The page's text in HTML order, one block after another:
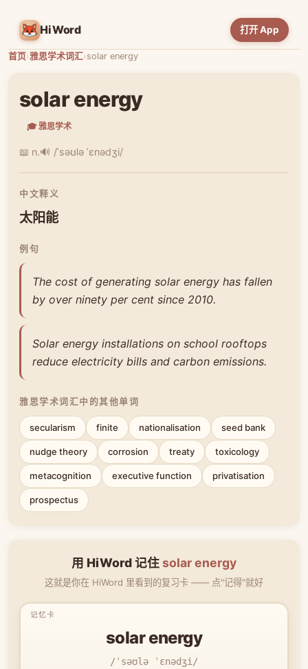
HiWord 打开 App
首页›雅思学术词汇›solar energy
solar energy
🎓 雅思学术
📖 n.🔊 /ˈsəʊlə ˈɛnədʒi/
中文释义
太阳能
例句
The cost of generating solar energy has fallen
by over ninety per cent since 2010.
Solar energy installations on school rooftops
reduce electricity bills and carbon emissions.
雅思学术词汇中的其他单词
secularism finite nationalisation seed bank
nudge theory corrosion treaty toxicology
metacognition executive function privatisation
prospectus
用 HiWord 记住solar energy
这就是你在 HiWord 里看到的复习卡 —— 点"记得"就好
solar energy
/ˈsəʊlə ˈɛnədʒi/